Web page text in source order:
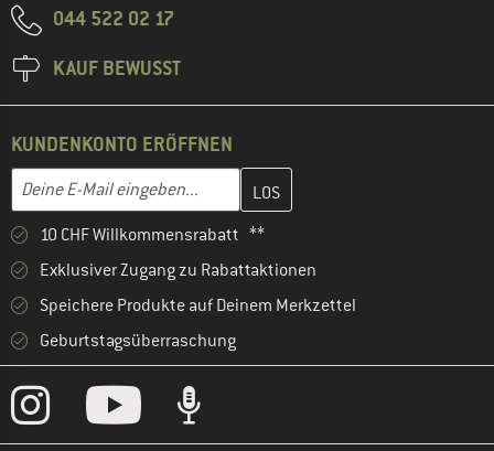
044 522 02 17
KAUF BEWUSST
KUNDENKONTO ERÖFFNEN
E-Mail-Adresse
Gib hier deine E-Mail-Adresse ein und erstelle im nächsten
10 CHF Willkommensrabatt **
Exklusiver Zugang zu Rabattaktionen
Speichere Produkte auf Deinem Merkzettel
Geburtstagsüberraschung